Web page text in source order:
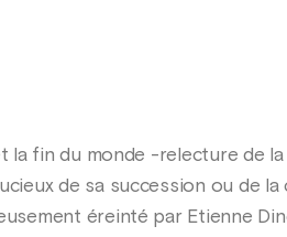
et la fin du monde -relecture de
de sa succession ou
éreinté par Etienne